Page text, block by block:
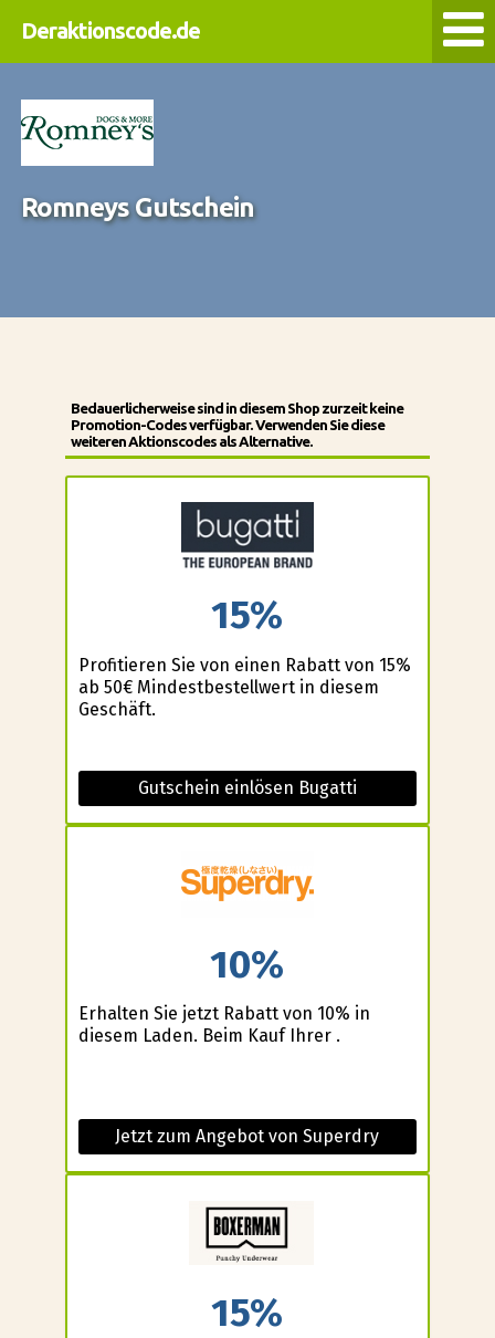
Deraktionscode.de
Romneys Gutschein
Bedauerlicherweise sind in diesem Shop zurzeit keine
Promotion-Codes verfügbar. Verwenden Sie diese
weiteren Aktionscodes als Alternative.
15%
Profitieren Sie von einen Rabatt von 15%
ab 50€ Mindestbestellwert in diesem
Geschäft.
Gutschein einlösen Bugatti
10%
Erhalten Sie jetzt Rabatt von 10% in
diesem Laden. Beim Kauf Ihrer .
Jetzt zum Angebot von Superdry
15%